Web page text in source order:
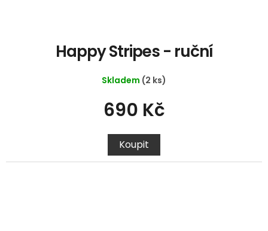
Happy Stripes - ruční
Skladem (2 ks)
690 Kč
Koupit